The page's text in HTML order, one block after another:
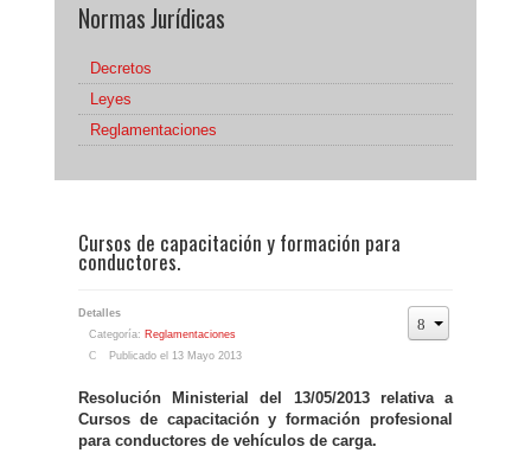
Normas Jurídicas
Decretos
Leyes
Reglamentaciones
Cursos de capacitación y formación para
conductores.
Detalles
Categoría: Reglamentaciones
Publicado el 13 Mayo 2013
Resolución Ministerial del 13/05/2013 relativa a
Cursos de capacitación y formación profesional
para conductores de vehículos de carga.